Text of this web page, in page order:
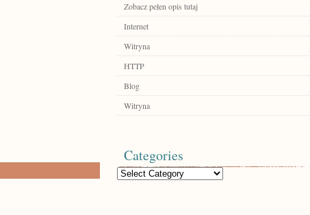
Zobacz pełen opis tutaj
Internet
Witryna
HTTP
Blog
Witryna
Categories
Categories